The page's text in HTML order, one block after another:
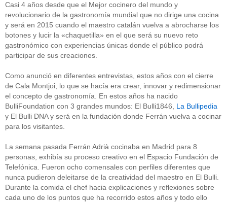
Casi 4 años desde que el Mejor cocinero del mundo y
revolucionario de la gastronomía mundial que no dirige una cocina
y será en 2015 cuando el maestro catalán vuelva a abrocharse los
botones y lucir la «chaquetilla» en el que será su nuevo reto
gastronómico con experiencias únicas donde el público podrá
participar de sus creaciones.
Como anunció en diferentes entrevistas, estos años con el cierre
de Cala Montjoi, lo que se hacía era crear, innovar y redimensionar
el concepto de gastronomía. En estos años ha nacido
BulliFoundation con 3 grandes mundos: El Bulli1846, La Bullipedia
y El Bulli DNA y será en la fundación donde Ferrán vuelva a cocinar
para los visitantes.
La semana pasada Ferrán Adrià cocinaba en Madrid para 8
personas, exhibía su proceso creativo en el Espacio Fundación de
Telefónica. Fueron ocho comensales con perfiles diferentes que
nunca pudieron deleitarse de la creatividad del maestro en El Bulli.
Durante la comida el chef hacia explicaciones y reflexiones sobre
cada uno de los puntos que ha recorrido estos años y todo ello